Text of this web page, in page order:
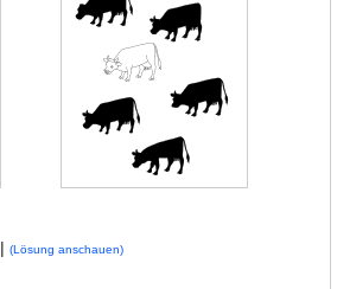
|(Lösung anschauen)